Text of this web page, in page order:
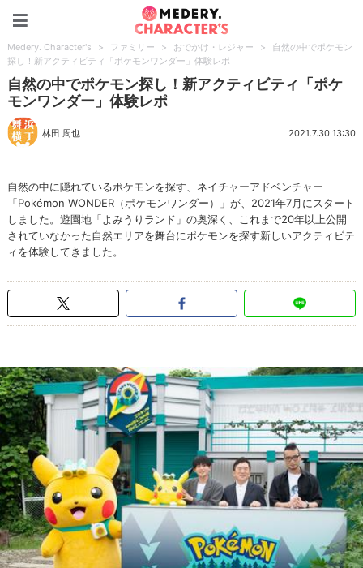
Medery. Character's > ファミリー > おでかけ・レジャー >
自然の中でポケモン
探し！新アクティビティ「ポケモンワンダー」体験レポ
自然の中でポケモン探し！新アクティビティ「ポケ
モンワンダー」体験レポ
林田 周也 2021.7.30 13:30
自然の中に隠れているポケモンを探す、ネイチャーアドベンチャー
「Pokémon WONDER（ポケモンワンダー）」が、2021年7月にスタート
しました。遊園地「よみうりランド」の奥深く、これまで20年以上公開
されていなかった自然エリアを舞台にポケモンを探す新しいアクティビテ
ィを体験してきました。